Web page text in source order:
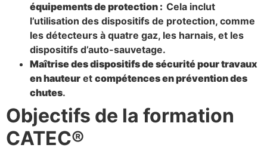
équipements de protection : Cela inclut
l’utilisation des dispositifs de protection, comme
les détecteurs à quatre gaz, les harnais, et les
dispositifs d’auto-sauvetage.
Maîtrise des dispositifs de sécurité pour travaux
en hauteur et compétences en prévention des
chutes.
Objectifs de la formation
CATEC®